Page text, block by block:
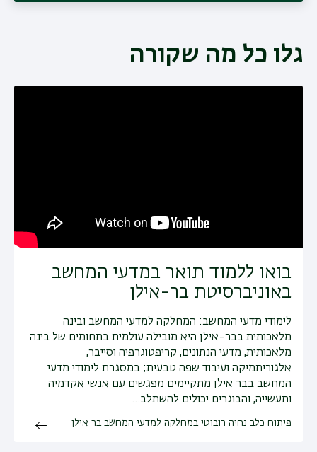
גלו כל מה שקורה
בואו ללמוד תואר במדעי המחשב
באוניברסיטת בר-אילן
לימודי מדעי המחשב: המחלקה למדעי המחשב ובינה
מלאכותית בבר-אילן היא מובילה עולמית בתחומים של בינה
מלאכותית, מדעי הנתונים, קריפטוגרפיה וסייבר,
אלגוריתמיקה ועיבוד שפה טבעית; במסגרת לימודי מדעי
המחשב בבר אילן מתקיימים מפגשים עם אנשי אקדמיה
ותעשייה, והבוגרים יכולים להשתלב…
פיתוח כלב נחיה רובוטי במחלקה למדעי המחשב בר אילן